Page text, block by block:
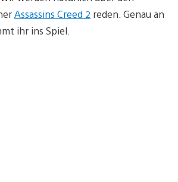
Assassins Creed 2 reden. Genau an
ihr ins Spiel.